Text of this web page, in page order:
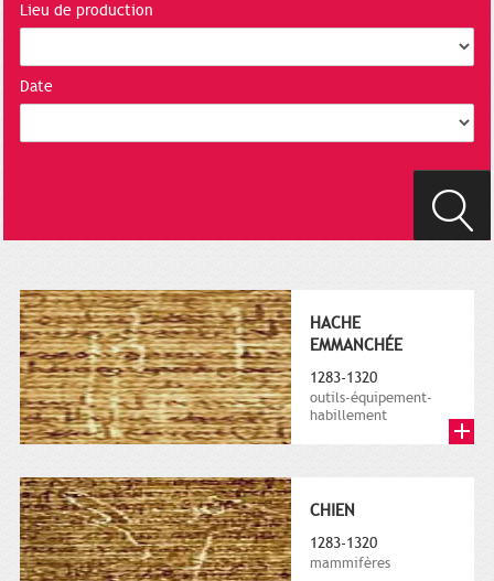
Lieu de production
Date
HACHE
EMMANCHÉE
1283-1320
outils-équipement-
habillement
CHIEN
1283-1320
mammifères